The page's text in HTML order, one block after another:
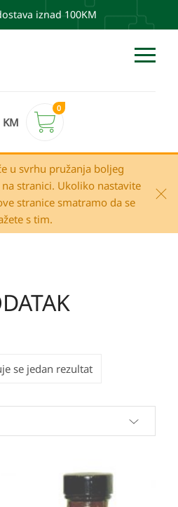
iznad 100KM
KM
0
u svrhu pružanja boljeg
stranici. Ukoliko nastavite
stranice smatramo da se
s tim.
se jedan rezultat